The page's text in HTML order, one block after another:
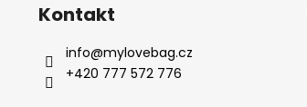
Kontakt
info@mylovebag.cz
+420 777 572 776